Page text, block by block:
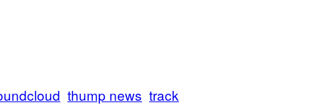
thump news track